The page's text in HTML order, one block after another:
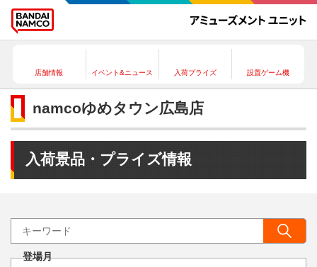
店舗情報 イベント&ニュース 入荷プライズ 設置ゲーム機
namcoゆめタウン広島店
入荷景品・プライズ情報
登場月